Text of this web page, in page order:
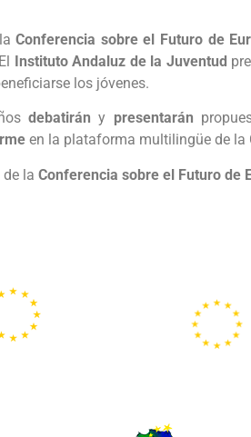
laConferencia sobre el Futuro de
Instituto Andaluz de la Juventud
los jóvenes.
debatirán y presentarán
en la plataforma multilingüe de la
la Conferencia sobre el Futuro de